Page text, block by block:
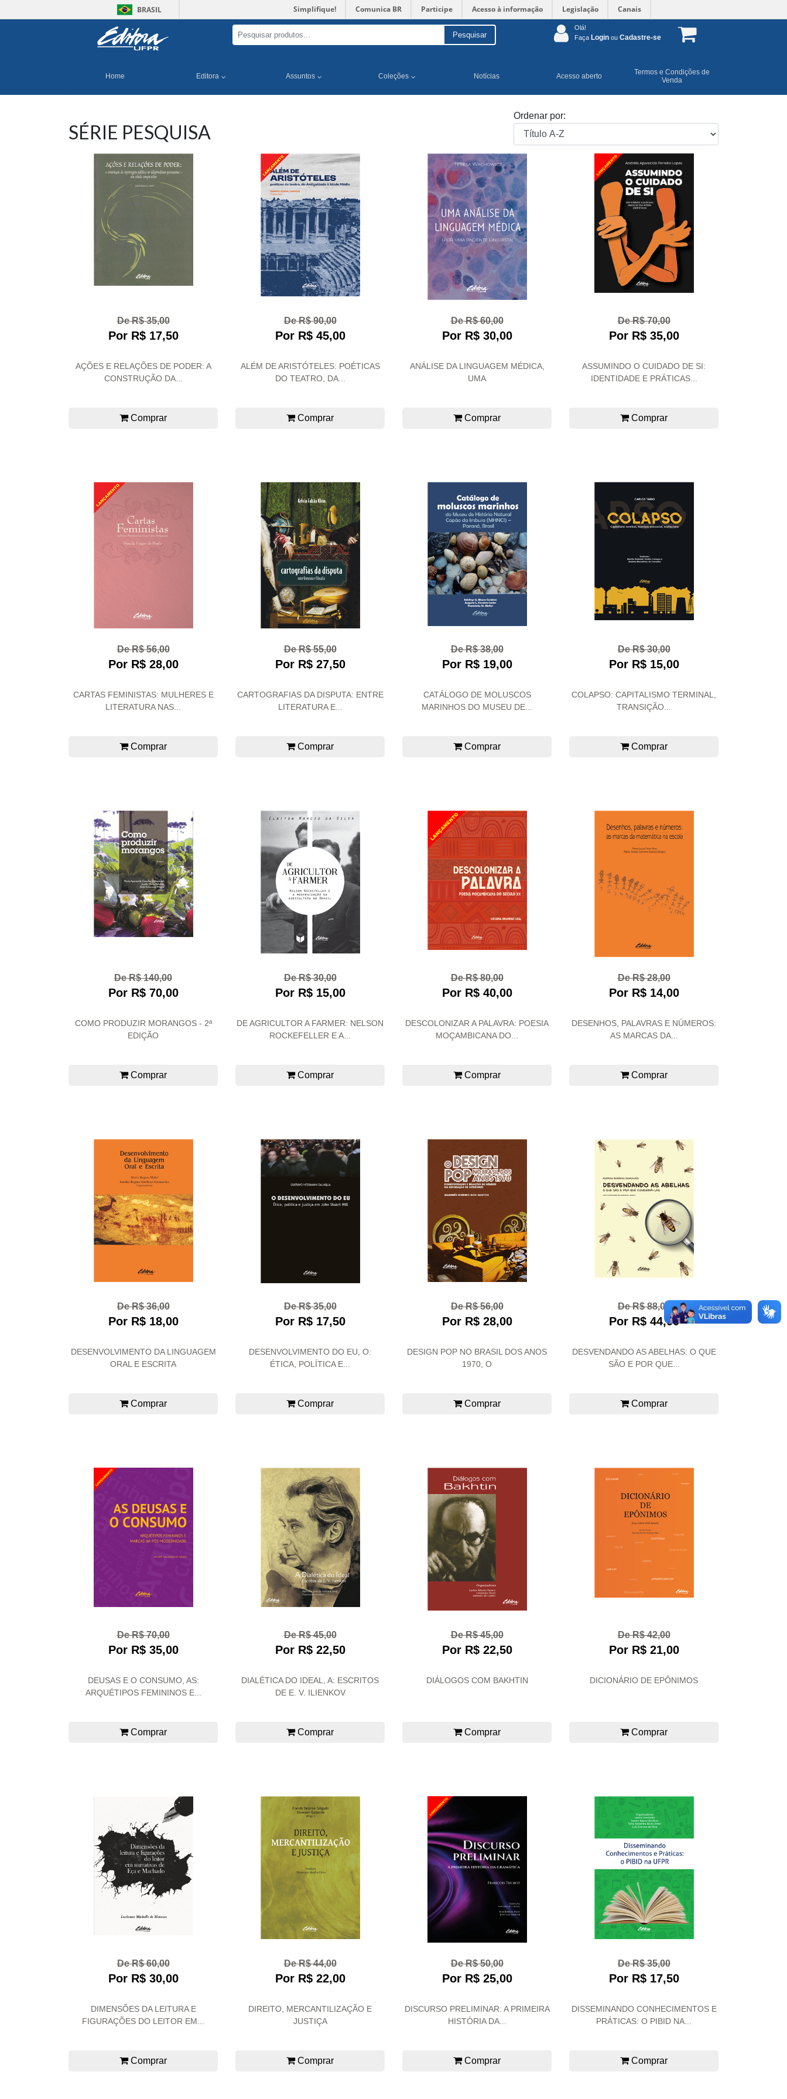
BRASIL Simplifique! Comunica BR Participe Acesso à informação Legislação Canais
Pesquisar
Olá!
Faça Login ou Cadastre-se
Home Editora Assuntos Coleções Notícias Acesso aberto
Termos e Condições de
Venda
SÉRIE PESQUISA
Ordenar por:
De R$ 35,00
Por R$ 17,50
AÇÕES E RELAÇÕES DE PODER: A
CONSTRUÇÃO DA...
Comprar
De R$ 90,00
Por R$ 45,00
ALÉM DE ARISTÓTELES: POÉTICAS
DO TEATRO, DA...
Comprar
De R$ 60,00
Por R$ 30,00
ANÁLISE DA LINGUAGEM MÉDICA,
UMA
Comprar
De R$ 70,00
Por R$ 35,00
ASSUMINDO O CUIDADO DE SI:
IDENTIDADE E PRÁTICAS...
Comprar
De R$ 56,00
Por R$ 28,00
CARTAS FEMINISTAS: MULHERES E
LITERATURA NAS...
Comprar
De R$ 55,00
Por R$ 27,50
CARTOGRAFIAS DA DISPUTA: ENTRE
LITERATURA E...
Comprar
De R$ 38,00
Por R$ 19,00
CATÁLOGO DE MOLUSCOS
MARINHOS DO MUSEU DE...
Comprar
De R$ 30,00
Por R$ 15,00
COLAPSO: CAPITALISMO TERMINAL,
TRANSIÇÃO...
Comprar
De R$ 140,00
Por R$ 70,00
COMO PRODUZIR MORANGOS - 2ª
EDIÇÃO
Comprar
De R$ 30,00
Por R$ 15,00
DE AGRICULTOR A FARMER: NELSON
ROCKEFELLER E A...
Comprar
De R$ 80,00
Por R$ 40,00
DESCOLONIZAR A PALAVRA: POESIA
MOÇAMBICANA DO...
Comprar
De R$ 28,00
Por R$ 14,00
DESENHOS, PALAVRAS E NÚMEROS:
AS MARCAS DA...
Comprar
De R$ 36,00
Por R$ 18,00
DESENVOLVIMENTO DA LINGUAGEM
ORAL E ESCRITA
Comprar
De R$ 35,00
Por R$ 17,50
DESENVOLVIMENTO DO EU, O:
ÉTICA, POLÍTICA E...
Comprar
De R$ 56,00
Por R$ 28,00
DESIGN POP NO BRASIL DOS ANOS
1970, O
Comprar
De R$ 88,00
Por R$ 44,00
DESVENDANDO AS ABELHAS: O QUE
SÃO E POR QUE...
Comprar
De R$ 70,00
Por R$ 35,00
DEUSAS E O CONSUMO, AS:
ARQUÉTIPOS FEMININOS E...
Comprar
De R$ 45,00
Por R$ 22,50
DIALÉTICA DO IDEAL, A: ESCRITOS
DE E. V. ILIENKOV
Comprar
De R$ 45,00
Por R$ 22,50
DIÁLOGOS COM BAKHTIN
Comprar
De R$ 42,00
Por R$ 21,00
DICIONÁRIO DE EPÔNIMOS
Comprar
De R$ 60,00
Por R$ 30,00
DIMENSÕES DA LEITURA E
FIGURAÇÕES DO LEITOR EM...
Comprar
De R$ 44,00
Por R$ 22,00
DIREITO, MERCANTILIZAÇÃO E
JUSTIÇA
Comprar
De R$ 50,00
Por R$ 25,00
DISCURSO PRELIMINAR: A PRIMEIRA
HISTÓRIA DA...
Comprar
De R$ 35,00
Por R$ 17,50
DISSEMINANDO CONHECIMENTOS E
PRÁTICAS: O PIBID NA...
Comprar